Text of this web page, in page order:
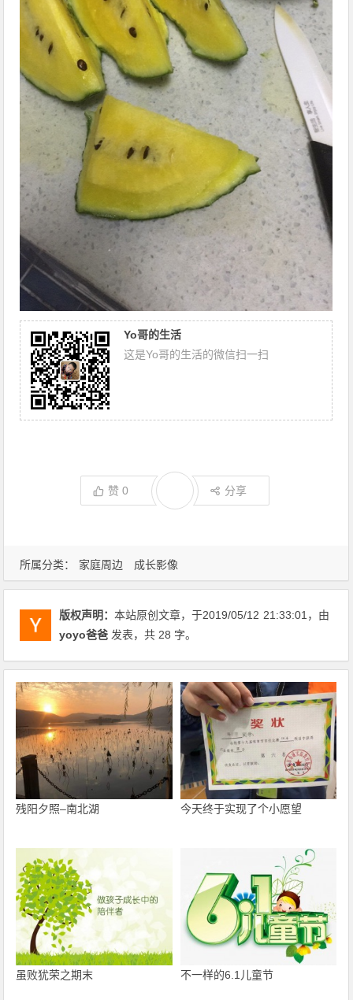
所属分类： 家庭周边 成长影像
Yo哥的生活
这是Yo哥的生活的微信扫一扫
赞0 分享
版权声明：本站原创文章，于2019/05/12 21:33:01 ，由
yoyo爸爸 发表，共 28 字。
残阳夕照–南北湖 今天终于实现了个小愿望
虽败犹荣之期末 不一样的6.1儿童节